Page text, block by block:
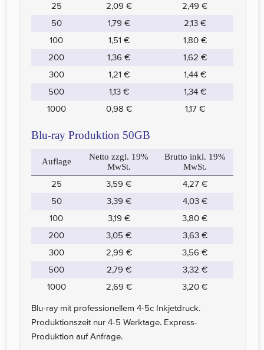
25 2,09 €
2,49 €
50
1,79 €
2,13 €
100
1,51 €
1,80 €
200
1,36 €
1,62 €
300
1,21 €
1,44 €
500
1,13 €
1,34 €
1000
0,98 € 1,17 €
Blu-ray Produktion 50GB
Auflage
Netto zzgl. 19%
MwSt.
Brutto inkl. 19%
MwSt.
25 3,59 €
4,27 €
50
3,39 €
4,03 €
100
3,19 €
3,80 €
200
3,05 €
3,63 €
300
2,99 €
3,56 €
500
2,79 €
3,32 €
1000
2,69 €
3,20 €
Blu-ray mit professionellem 4-5c Inkjetdruck.
Produktionszeit nur 4-5 Werktage. Express-
Produktion auf Anfrage.